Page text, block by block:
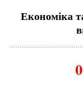
Економіка